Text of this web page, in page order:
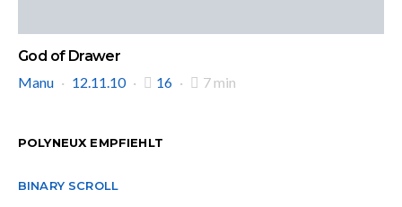
God of Drawer
Manu
12.11.10 16 7 min
POLYNEUX EMPFIEHLT
BINARY SCROLL